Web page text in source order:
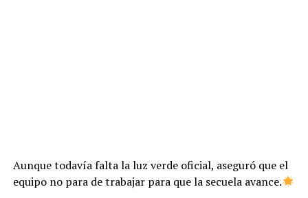
Aunque todavía falta la luz verde oficial, aseguró que el
equipo no para de trabajar para que la secuela avance.